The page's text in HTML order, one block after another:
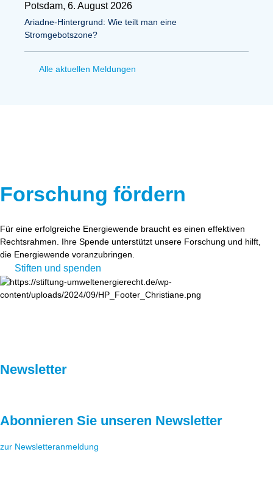
Potsdam, 6. August 2026
Ariadne-Hintergrund: Wie teilt man eine
Stromgebotszone?
Alle aktuellen Meldungen
Forschung fördern
Für eine erfolgreiche Energiewende braucht es einen effektiven
Rechtsrahmen. Ihre Spende unterstützt unsere Forschung und hilft,
die Energiewende voranzubringen.
Stiften und spenden
Newsletter
Abonnieren Sie unseren Newsletter
zur Newsletteranmeldung